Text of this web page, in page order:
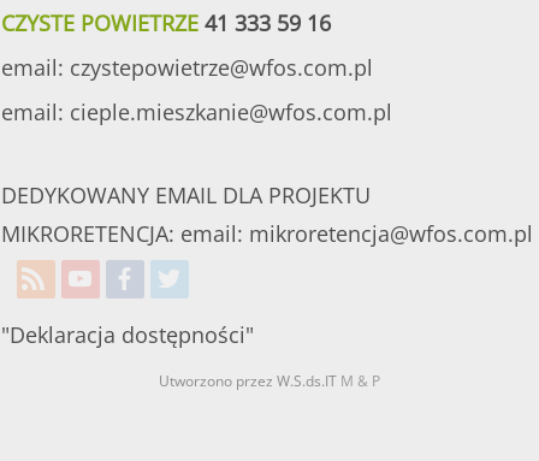
CZYSTE POWIETRZE41 333 59 16
email: czystepowietrze@wfos.com.pl
email: cieple.mieszkanie@wfos.com.pl
DEDYKOWANY EMAIL DLA PROJEKTU
MIKRORETENCJA: email: mikroretencja@wfos.com.pl
"Deklaracja dostępności"
Utworzono przez W.S.ds.IT M & P